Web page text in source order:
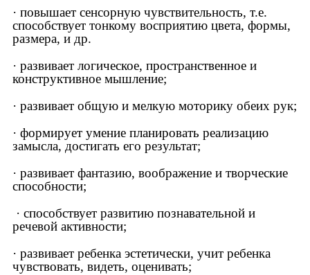
· повышает сенсорную чувствительность, т.е.
способствует тонкому восприятию цвета, формы,
размера, и др.
· развивает логическое, пространственное и
конструктивное мышление;
· развивает общую и мелкую моторику обеих рук;
· формирует умение планировать реализацию
замысла, достигать его результат;
· развивает фантазию, воображение и творческие
способности;
· способствует развитию познавательной и
речевой активности;
· развивает ребенка эстетически, учит ребенка
чувствовать, видеть, оценивать;